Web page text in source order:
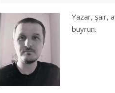
Yazar, şair,
buyrun.